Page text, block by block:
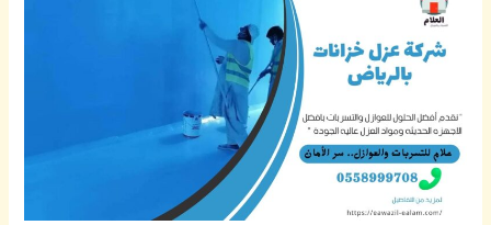
عزل
خزانات